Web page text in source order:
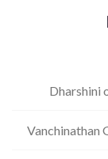
Dharshini
Vanchinathan